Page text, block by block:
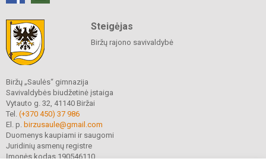
Steigėjas
Biržų rajono savivaldybė
Biržų „Saulės“ gimnazija
Savivaldybės biudžetinė įstaiga
Vytauto g. 32, 41140 Biržai
Tel. (+370 450) 37 986
El. p. birzusaule@gmail.com
Duomenys kaupiami ir saugomi
Juridinių asmenų registre
Įmonės kodas 190546110